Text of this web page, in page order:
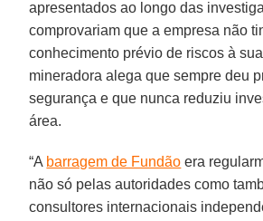
apresentados ao longo das
comprovariam que a empresa não
conhecimento prévio de riscos à
mineradora alega que sempre deu
segurança e que nunca reduziu
área.
“A barragem de Fundão era
não só pelas autoridades como
consultores internacionais